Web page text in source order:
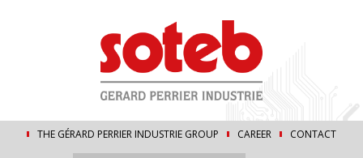
THE GÉRARD PERRIER INDUSTRIE GROUP CAREER CONTACT